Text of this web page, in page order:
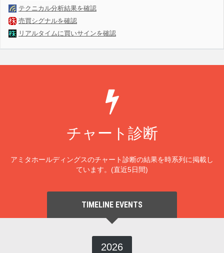
テクニカル分析結果を確認
売買シグナルを確認
リアルタイムに買いサインを確認
チャート診断
アミタホールディングスのチャート診断の結果を時系列に掲載し
ています。(直近5日間)
TIMELINE EVENTS
2026